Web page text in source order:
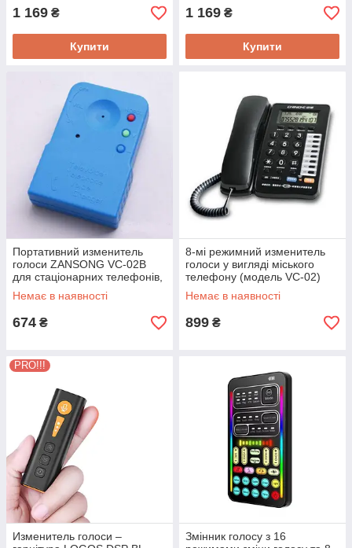
1 169 ₴
Купити
1 169 ₴
Купити
Портативний изменитель
голоси ZANSONG VC-02B
для стаціонарних телефонів,
домофонів та гучномовців
Немає в наявності
674 ₴
8-мі режимний изменитель
голоси у вигляді міського
телефону (модель VC-02)
Немає в наявності
899 ₴
PRO!!!
Изменитель голоси –
Змінник голосу з 16